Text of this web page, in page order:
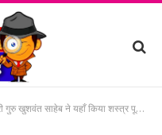
खुशवंत साहेब ने यहाँ किया शस्त्र पूजन…